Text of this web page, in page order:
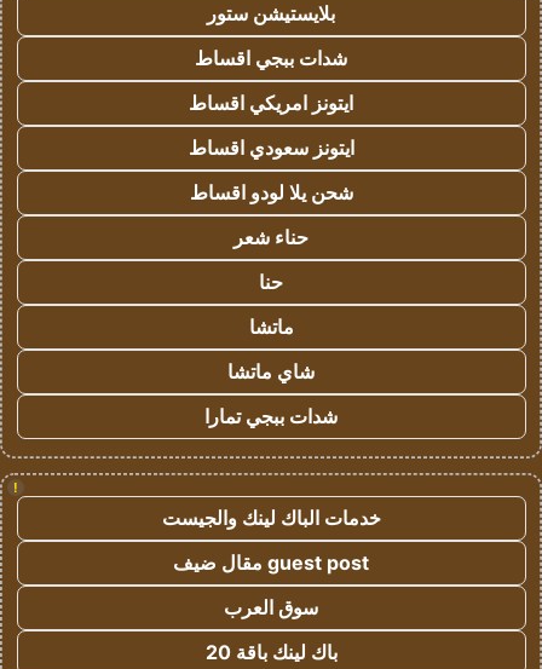
بلايستيشن ستور
شدات ببجي اقساط
ايتونز امريكي اقساط
ايتونز سعودي اقساط
شحن يلا لودو اقساط
حناء شعر
حنا
ماتشا
شاي ماتشا
شدات ببجي تمارا
!
خدمات الباك لينك والجيست
guest post مقال ضيف
سوق العرب
باك لينك باقة 20